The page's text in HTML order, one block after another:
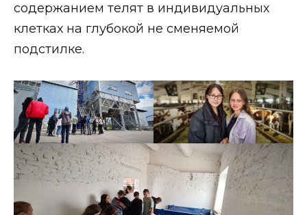
содержанием телят в индивидуальных
клетках на глубокой не сменяемой
подстилке.